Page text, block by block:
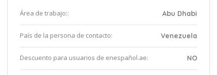
Área de trabajo:: Abu Dhabi
País de la persona de contacto: Venezuela
Descuento para usuarios de enespañol.ae: NO